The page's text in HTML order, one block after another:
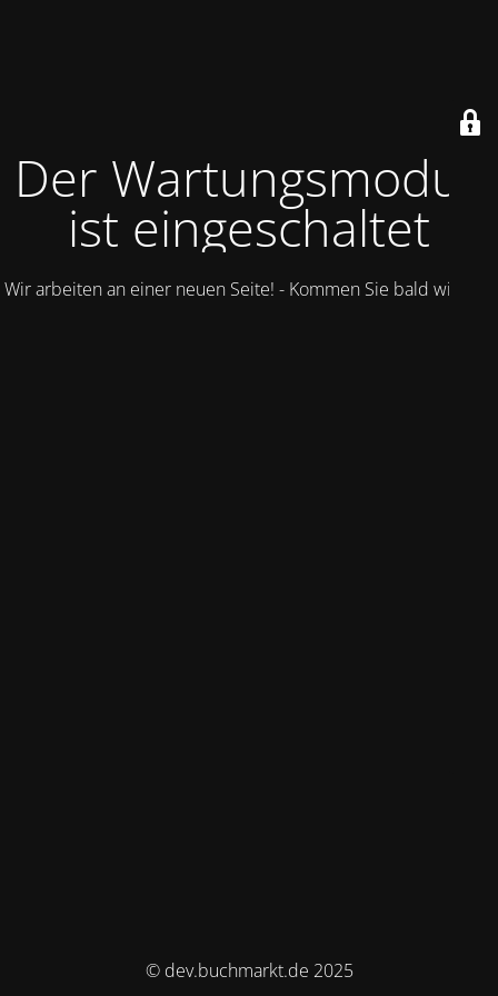
Der Wartungsmodus
ist eingeschaltet
Wir arbeiten an einer neuen Seite! - Kommen Sie bald wieder.
© dev.buchmarkt.de 2025